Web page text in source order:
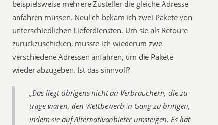
beispielsweise mehrere Zusteller die gleiche Adresse
anfahren müssen. Neulich bekam ich zwei Pakete von
unterschiedlichen Lieferdiensten. Um sie als Retoure
zurückzuschicken, musste ich wiederum zwei
verschiedene Adressen anfahren, um die Pakete
wieder abzugeben. Ist das sinnvoll?
„Das liegt übrigens nicht an Verbrauchern, die zu
träge wären, den Wettbewerb in Gang zu bringen,
indem sie auf Alternativanbieter umsteigen. Es hat